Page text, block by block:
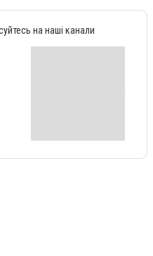
на наші канали